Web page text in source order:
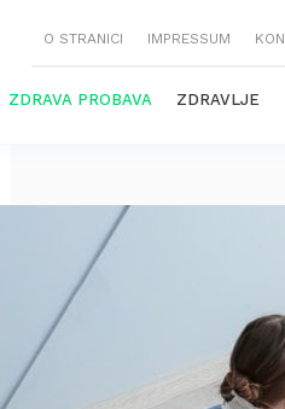
O STRANICI IMPRESSUM
ZDRAVA PROBAVA ZDRAVLJE